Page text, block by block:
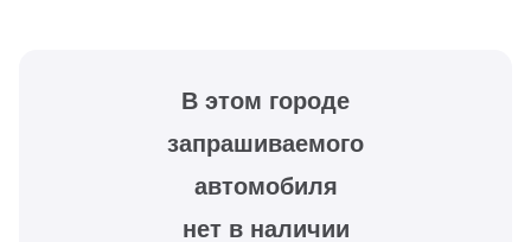
В этом городе
запрашиваемого
автомобиля
нет в наличии